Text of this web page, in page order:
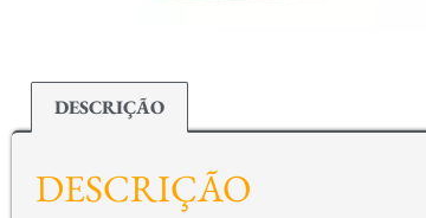
DESCRIÇÃO
DESCRIÇÃO